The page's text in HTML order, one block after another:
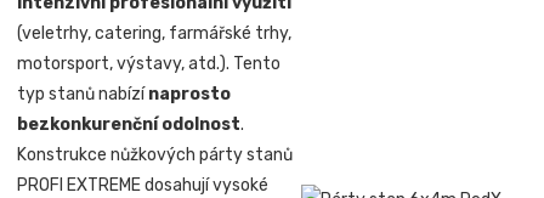
(veletrhy, catering, farmářské trhy,
motorsport, výstavy, atd.). Tento
typ stanů nabízínaprosto
bezkonkurenční odolnost.
Konstrukce nůžkových párty stanů
PROFI EXTREME dosahují vysoké